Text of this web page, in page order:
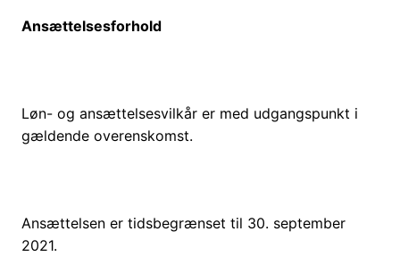
Ansættelsesforhold
Løn- og ansættelsesvilkår er med udgangspunkt i
gældende overenskomst.
Ansættelsen er tidsbegrænset til 30. september
2021.